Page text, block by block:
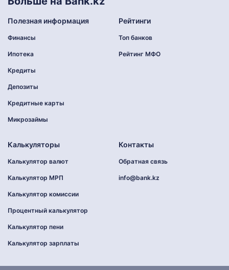
Полезная информация
Финансы
Ипотека
Кредиты
Депозиты
Кредитные карты
Микрозаймы
Рейтинги
Топ банков
Рейтинг МФО
Калькуляторы
Калькулятор валют
Калькулятор МРП
Калькулятор комиссии
Процентный калькулятор
Калькулятор пени
Калькулятор зарплаты
Контакты
Обратная связь
info@bank.kz